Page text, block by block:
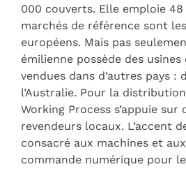
000 couverts. Elle emploie
marchés de référence sont
européens. Mais pas
émilienne possède des
vendues dans d’autres pays :
l’Australie. Pour la
Working Process s’appuie sur
revendeurs locaux. L’accent
consacré aux machines et
commande numérique pour